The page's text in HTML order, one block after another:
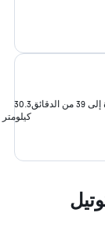
30.3
كيلومتر